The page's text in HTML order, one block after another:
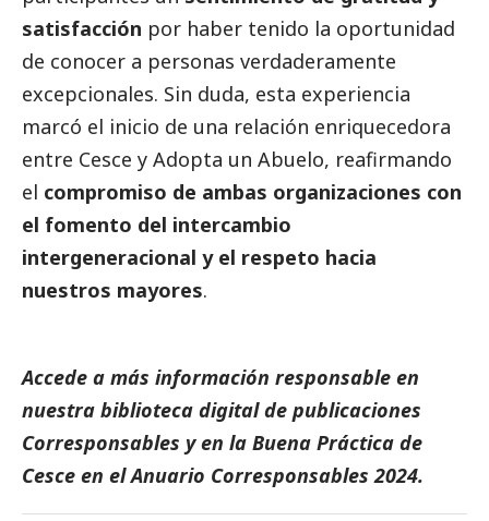
satisfacción por haber tenido la oportunidad
de conocer a personas verdaderamente
excepcionales. Sin duda, esta experiencia
marcó el inicio de una relación enriquecedora
entre Cesce y Adopta un Abuelo, reafirmando
el compromiso de ambas organizaciones con
el fomento del intercambio
intergeneracional y el respeto hacia
nuestros mayores.
Accede a más información responsable en
nuestra biblioteca digital de publicaciones
Corresponsables y en la Buena Práctica de
Cesce en elAnuario Corresponsables 2024.